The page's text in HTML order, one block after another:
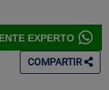
EXPERTO
COMPARTIR